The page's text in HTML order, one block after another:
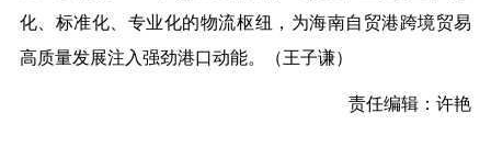
化、标准化、专业化的物流枢纽，为海南自贸港跨境贸易
高质量发展注入强劲港口动能。（王子谦）
责任编辑：许艳